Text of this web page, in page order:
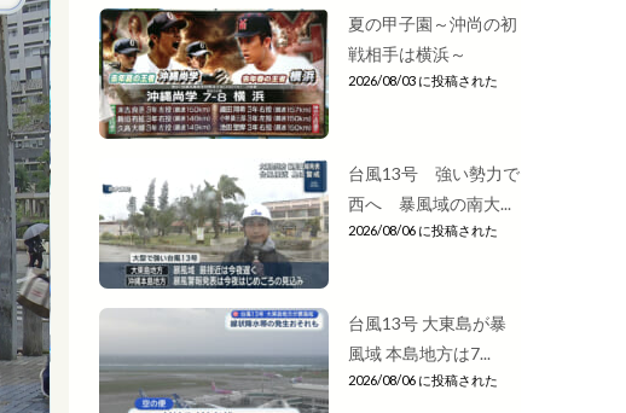
夏の甲子園～沖尚の初
戦相手は横浜～
2026/08/03 に投稿された
台風13号 強い勢力で
西へ 暴風域の南大...
2026/08/06 に投稿された
台風13号 大東島が暴
風域 本島地方は7...
2026/08/06 に投稿された